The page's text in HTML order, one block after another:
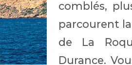
comblés,
parcourent
de La
Durance.